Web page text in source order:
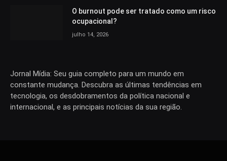
O burnout pode ser tratado como um risco
ocupacional?
julho 14, 2026
Jornal Mídia: Seu guia completo para um mundo em
constante mudança. Descubra as últimas tendências em
tecnologia, os desdobramentos da política nacional e
internacional, e as principais notícias da sua região.